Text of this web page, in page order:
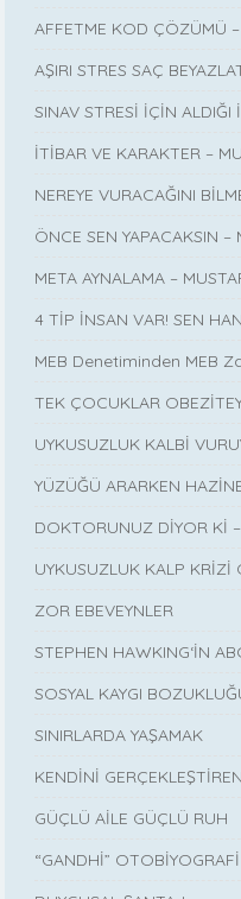
AFFETME KOD ÇÖZÜMÜ
AŞIRI STRES SAÇ
SINAV STRESİ İÇİN
İTİBAR VE KARAKTER –
NEREYE VURACAĞINI
ÖNCE SEN YAPACAKSIN –
META AYNALAMA –
4 TİP İNSAN VAR! SEN
MEB Denetiminden MEB
TEK ÇOCUKLAR
UYKUSUZLUK KALBİ
YÜZÜĞÜ ARARKEN
DOKTORUNUZ DİYOR Kİ
UYKUSUZLUK KALP KRİZİ
ZOR EBEVEYNLER
STEPHEN HAWKING‘İN
SOSYAL KAYGI
SINIRLARDA YAŞAMAK
KENDİNİ
GÜÇLÜ AİLE GÜÇLÜ RUH
“GANDHİ”